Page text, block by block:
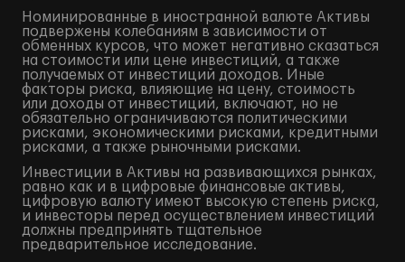
Номинированные в иностранной валюте Активы
подвержены колебаниям в зависимости от
обменных курсов, что может негативно сказаться
на стоимости или цене инвестиций, а также
получаемых от инвестиций доходов. Иные
факторы риска, влияющие на цену, стоимость
или доходы от инвестиций, включают, но не
обязательно ограничиваются политическими
рисками, экономическими рисками, кредитными
рисками, а также рыночными рисками.
Инвестиции в Активы на развивающихся рынках,
равно как и в цифровые финансовые активы,
цифровую валюту имеют высокую степень риска,
и инвесторы перед осуществлением инвестиций
должны предпринять тщательное
предварительное исследование.